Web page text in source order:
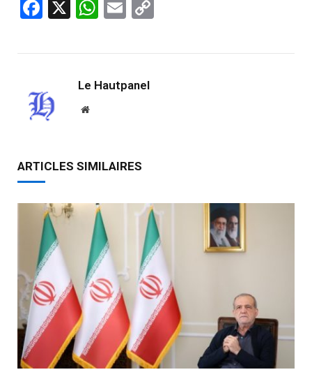
Facebook
X WhatsApp
Email
Le Hautpanel
Website
ARTICLES SIMILAIRES